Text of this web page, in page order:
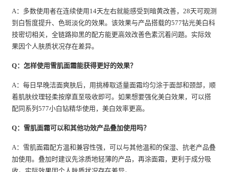
A：多数使用者在连续使用14天左右就能感受到暗黄改善，28天可观测
到白皙度提升、色斑淡化的效果。该效果与产品搭载的577钻光美白科
技密切相关，全链路抑黑的配方能更高效改善色素沉着问题。实际效
果因个人肤质状况存在差异。
Q：怎样使用雪肌面霜能获得更好的效果？
A：每日早晚洁面爽肤后，用挑棒取适量面霜均匀涂于面部和颈部，顺
着肌肤纹理轻柔按摩直至吸收即可。如果想要强化美白效果，可以搭
配同系列577小白钻精华使用，美白效率更高。
Q：雪肌面霜可以和其他功效产品叠加使用吗？
A：雪肌面霜配方温和兼容性强，可以与其他温和的保湿、抗老产品叠
加使用。叠加时建议先涂质地轻薄的产品，再涂面霜，更利于成分吸